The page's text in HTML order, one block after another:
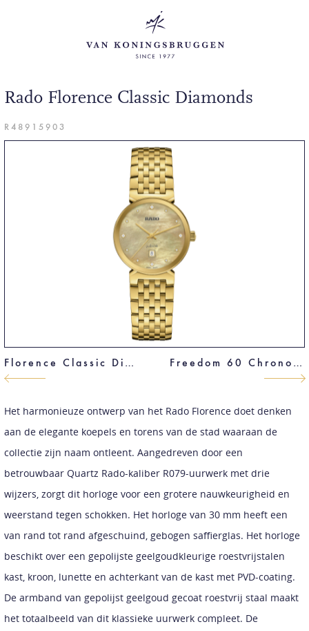
Rado Florence Classic Diamonds
R48915903
Florence Classic Diamonds Freedom 60 Chrono 43 mm
Het harmonieuze ontwerp van het Rado Florence doet denken
aan de elegante koepels en torens van de stad waaraan de
collectie zijn naam ontleent. Aangedreven door een
betrouwbaar Quartz Rado-kaliber R079-uurwerk met drie
wijzers, zorgt dit horloge voor een grotere nauwkeurigheid en
weerstand tegen schokken. Het horloge van 30 mm heeft een
van rand tot rand afgeschuind, gebogen saffierglas. Het horloge
beschikt over een gepolijste geelgoudkleurige roestvrijstalen
kast, kroon, lunette en achterkant van de kast met PVD-coating.
De armband van gepolijst geelgoud gecoat roestvrij staal maakt
het totaalbeeld van dit klassieke uurwerk compleet. De